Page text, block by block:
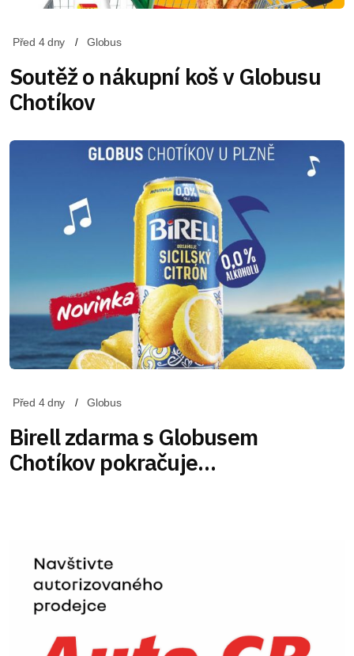
Před 4 dny Globus
Soutěž o nákupní koš v Globusu
Chotíkov
Před 4 dny Globus
Birell zdarma s Globusem
Chotíkov pokračuje…